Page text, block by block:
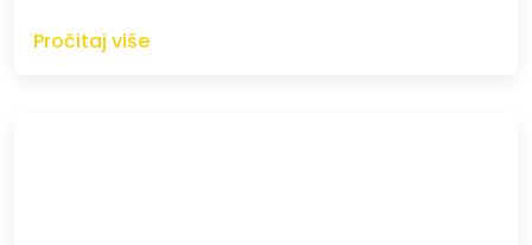
Pročitaj više